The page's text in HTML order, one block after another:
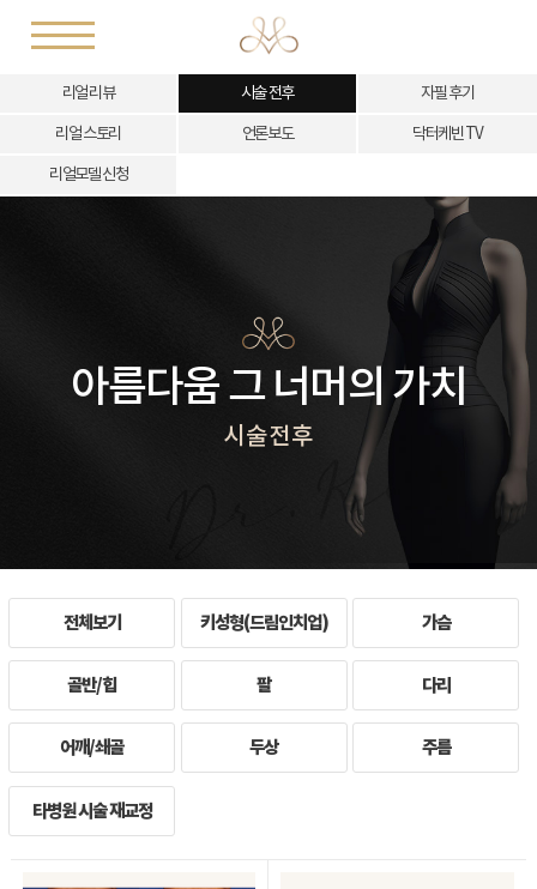
리얼 리뷰 시술 전후 자필 후기
리얼 스토리 언론보도 닥터케빈 TV
리얼모델 신청
아름다움 그 너머의 가치
시술전후
전체보기 키성형(드림인치업) 가슴
골반/힙 팔 다리
어깨/쇄골 두상 주름
타병원 시술 재교정